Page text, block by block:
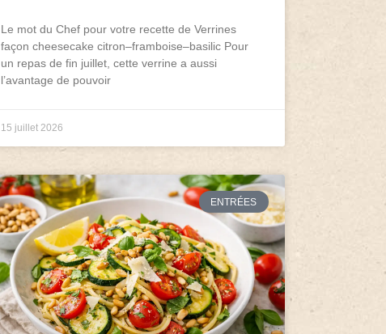
Le mot du Chef pour votre recette de Verrines
façon cheesecake citron–framboise–basilic Pour
un repas de fin juillet, cette verrine a aussi
l’avantage de pouvoir
15 juillet 2026
ENTRÉES